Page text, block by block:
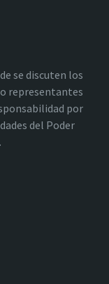
se discuten los
representantes
por
del Poder